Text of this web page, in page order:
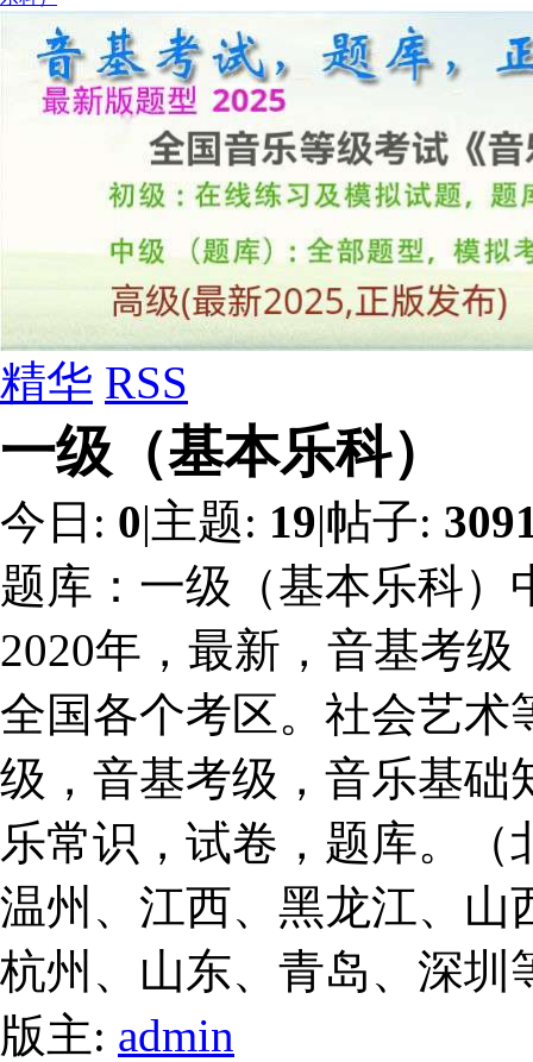
精华 RSS
一级（基本乐科）
今日: 0|主题: 19|帖子:
题库：一级（基本乐科
2020年，最新，音基考
全国各个考区。社会艺术
级，音基考级，音乐基础
乐常识，试卷，题库。
温州、江西、黑龙江、山
杭州、山东、青岛、深圳
版主: admin